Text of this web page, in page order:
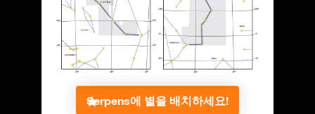
Serpens에 별을 배치하세요!